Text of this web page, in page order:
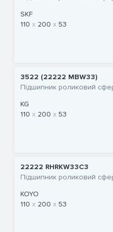
SKF
110
200 53
3522 (22222 MBW33)
Підшипник роликовий
KG
110
200 53
22222 RHRKW33C3
Підшипник роликовий
KOYO
110
200 53